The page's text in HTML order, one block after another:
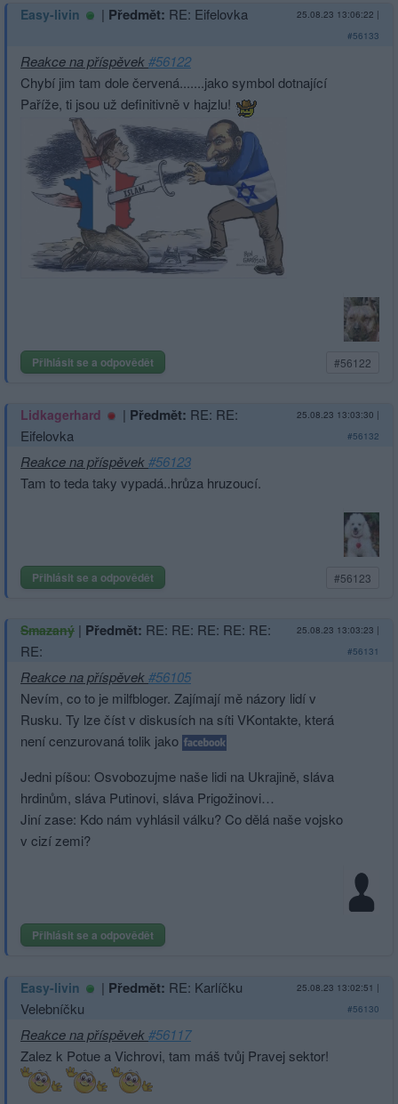
Easy-livin | Předmět: RE: Eifelovka 25.08.23 13:06:22 |
#56133
Reakce na příspěvek#56122
Chybí jim tam dole červená.......jako symbol dotnající
Paříže, ti jsou už definitivně v hajzlu!
Přihlásit se a odpovědět #56122
Lidkagerhard | Předmět: RE: RE:
Eifelovka
25.08.23 13:03:30 |
#56132
Reakce na příspěvek#56123
Tam to teda taky vypadá..hrůza hruzoucí.
Přihlásit se a odpovědět #56123
Smazaný | Předmět: RE: RE: RE: RE: RE:
RE:
25.08.23 13:03:23 |
#56131
Reakce na příspěvek#56105
Nevím, co to je milfbloger. Zajímají mě názory lidí v
Rusku. Ty lze číst v diskusích na síti VKontakte, která
není cenzurovaná tolik jako
Jedni píšou: Osvobozujme naše lidi na Ukrajině, sláva
hrdinům, sláva Putinovi, sláva Prigožinovi…
Jiní zase: Kdo nám vyhlásil válku? Co dělá naše vojsko
v cizí zemi?
Přihlásit se a odpovědět
Easy-livin | Předmět: RE: Karlíčku
Velebníčku
25.08.23 13:02:51 |
#56130
Reakce na příspěvek#56117
Zalez k Potue a Vichrovi, tam máš tvůj Pravej sektor!